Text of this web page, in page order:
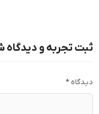
ثبت تجربه و دیدگاه
دیدگاه *